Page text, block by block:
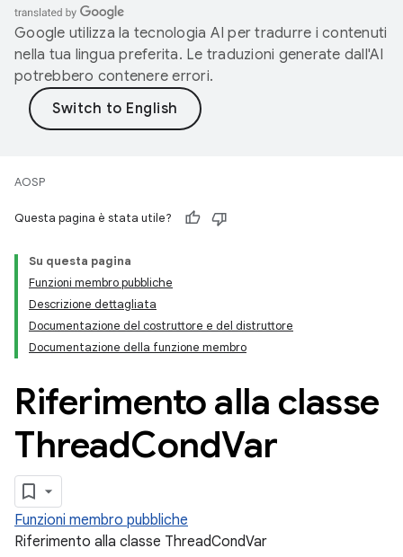
Google utilizza la tecnologia AI per tradurre i contenuti
nella tua lingua preferita. Le traduzioni generate dall'AI
potrebbero contenere errori.
AOSP
Questa pagina è stata utile?
Su questa pagina
Funzioni membro pubbliche
Descrizione dettagliata
Documentazione del costruttore e del distruttore
Documentazione della funzione membro
Riferimento alla classe
ThreadCondVar
Funzioni membro pubbliche
Riferimento alla classe ThreadCondVar